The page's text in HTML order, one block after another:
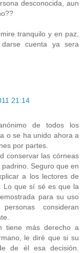
desconocida, aun
tranquilo y en paz,
cuenta ya sera
21:14
de todos los
o se ha unido ahora a
por partes.
conservar las córneas
Seguro que en
a los lectores de
Lo que sí sé es que la
para su uso
consideran
tiene más derecho a
le diré que si su
de él esa decisión.